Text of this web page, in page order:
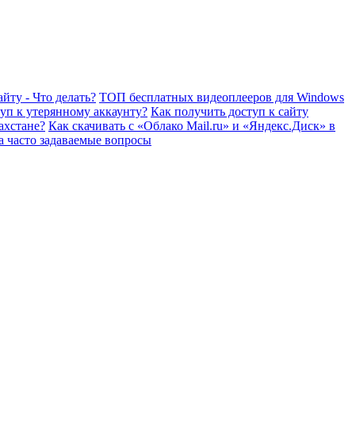
- Что делать? ТОП бесплатных видеоплееров для Windows
к утерянному аккаунту? Как получить доступ к сайту
Как скачивать с «Облако Mail.ru» и «Яндекс.Диск» в
задаваемые вопросы